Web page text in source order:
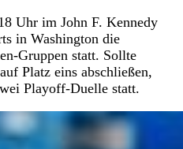
Uhr im John F. Kennedy
in Washington die
Gruppen statt. Sollte
Platz eins abschließen,
Playoff-Duelle statt.